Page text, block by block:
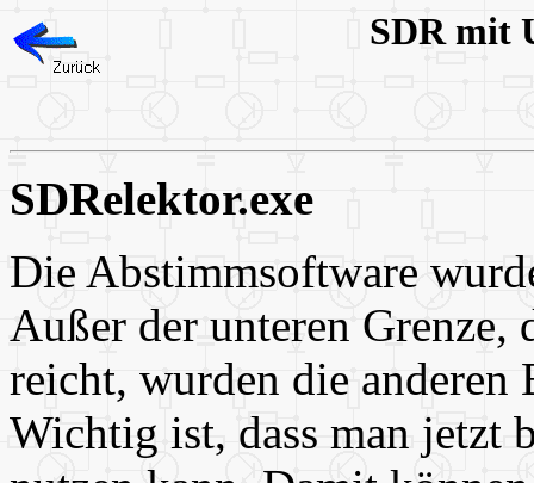
SDR mit
SDRelektor.exe
Die Abstimmsoftware
Außer der unteren
reicht, wurden die anderen
Wichtig ist, dass man jetzt